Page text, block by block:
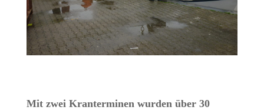
Mit zwei Kranterminen wurden über 30